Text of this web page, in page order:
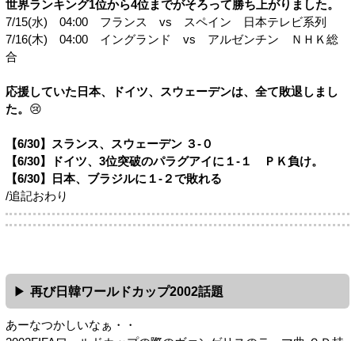
世界ランキング1位から4位までがそろって勝ち上がりました。
7/15(水) 04:00 フランス vs スペイン 日本テレビ系列
7/16(木) 04:00 イングランド vs アルゼンチン ＮＨＫ総
合
応援していた日本、ドイツ、スウェーデンは、全て敗退しまし
た。 😢
【6/30】スランス、スウェーデン ３-０
【6/30】ドイツ、3位突破のパラグアイに１-１ ＰＫ負け。
【6/30】日本、ブラジルに１-２で敗れる
/追記おわり
再び日韓ワールドカップ2002話題
あーなつかしいなぁ・・